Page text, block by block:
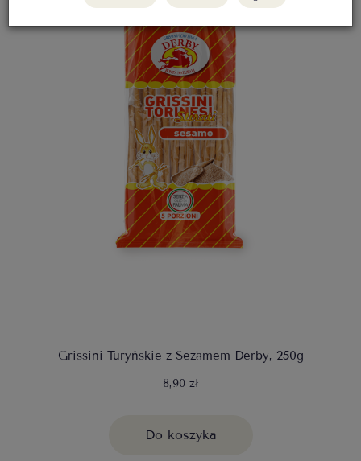
Grissini Turyńskie z Sezamem Derby, 250g
8,90 zł
Do koszyka